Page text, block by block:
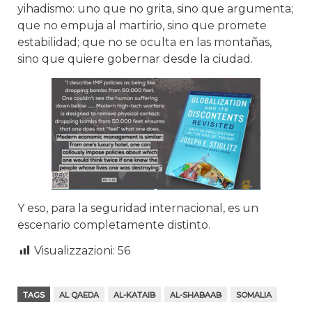
yihadismo: uno que no grita, sino que argumenta;
que no empuja al martirio, sino que promete
estabilidad; que no se oculta en las montañas,
sino que quiere gobernar desde la ciudad.
Y eso, para la seguridad internacional, es un
escenario completamente distinto.
Visualizzazioni: 56
TAGS AL QAEDA AL-KATAIB AL-SHABAAB SOMALIA